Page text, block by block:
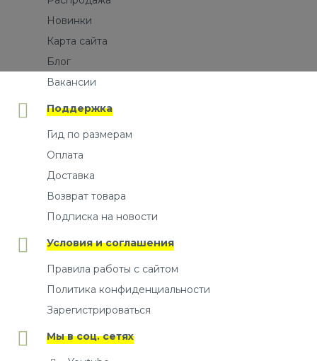
Новинки
Карта сайта
Блог
Вакансии
Поддержка
Гид по размерам
Оплата
Доставка
Возврат товара
Подписка на новости
Условия и соглашения
Правила работы с сайтом
Политика конфиденциальности
Зарегистрироваться
Мы в соц. сетях